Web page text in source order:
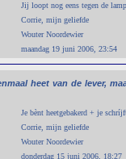
Jij loopt nog eens tegen de
Corrie, mijn geliefde
Wouter Noordewier
maandag 19 juni 2006, 23:54
heet van de lever,
Je bènt heetgebakerd + je
Corrie, mijn geliefde
Wouter Noordewier
donderdag 15 juni 2006, 18:27